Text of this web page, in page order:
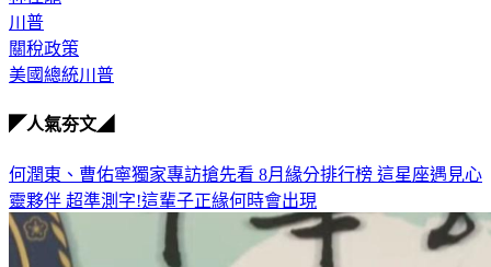
川普
關稅政策
美國總統川普
◤人氣夯文◢
何潤東、曹佑寧獨家專訪搶先看 8月緣分排行榜 這星座遇見心
靈夥伴 超準測字!這輩子正緣何時會出現